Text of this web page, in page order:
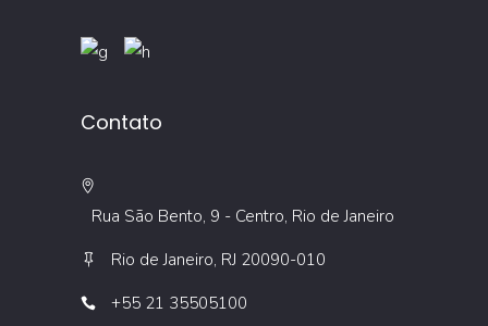
Contato
Rua São Bento, 9 - Centro, Rio de Janeiro
Rio de Janeiro, RJ 20090-010
+55 21 35505100